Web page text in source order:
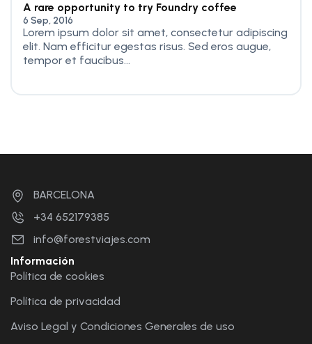
A rare opportunity to try Foundry coffee
6 Sep, 2016
Lorem ipsum dolor sit amet, consectetur adipiscing
elit. Nam efficitur egestas risus. Sed eros augue,
tempor et faucibus...
BARCELONA
+34 652179385
info@forestviajes.com
Información
Política de cookies
Política de privacidad
Aviso Legal y Condiciones Generales de uso